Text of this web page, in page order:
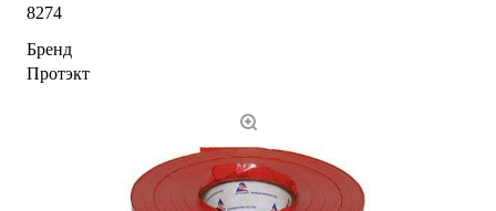
8274
Бренд
Протэкт